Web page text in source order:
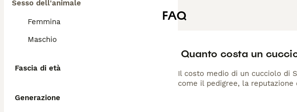
Sesso dell'animale
Femmina
Maschio
Fascia di età
Generazione
FAQ
Quanto costa un
Il costo medio di un cucciolo di
come il pedigree, la